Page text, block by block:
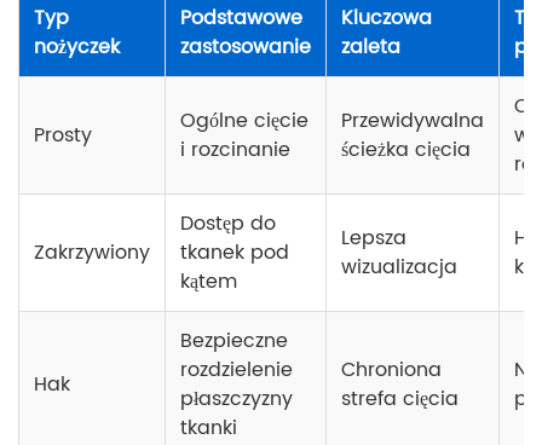
Typ
nożyczek
Podstawowe
zastosowanie
Kluczowa
zaleta
Prosty
Ogólne cięcie
i rozcinanie
Przewidywalna
ścieżka cięcia
Zakrzywiony
Dostęp do
tkanek pod
kątem
Lepsza
wizualizacja
Hak
Bezpieczne
rozdzielenie
płaszczyzny
tkanki
Chroniona
strefa cięcia